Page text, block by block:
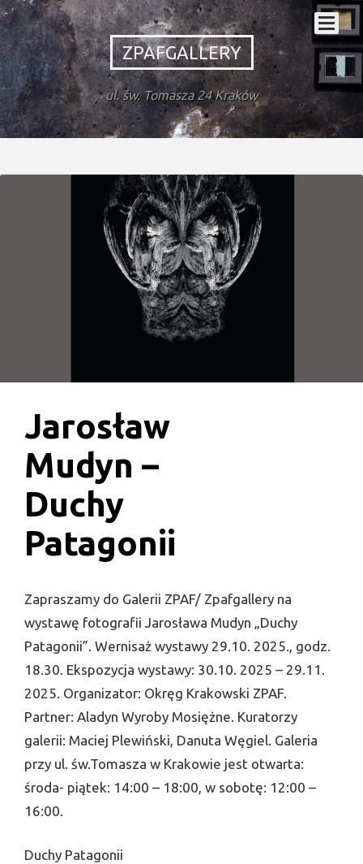
ZPAFGALLERY
ul. św. Tomasza 24 Kraków
Jarosław
Mudyn –
Duchy
Patagonii
Zapraszamy do Galerii ZPAF/ Zpafgallery na
wystawę fotografii Jarosława Mudyn „Duchy
Patagonii”. Wernisaż wystawy 29.10. 2025., godz.
18.30. Ekspozycja wystawy: 30.10. 2025 – 29.11.
2025. Organizator: Okręg Krakowski ZPAF.
Partner: Aladyn Wyroby Mosiężne. Kuratorzy
galerii: Maciej Plewiński, Danuta Węgiel. Galeria
przy ul. św.Tomasza w Krakowie jest otwarta:
środa- piątek: 14:00 – 18:00, w sobotę: 12:00 –
16:00.
Duchy Patagonii